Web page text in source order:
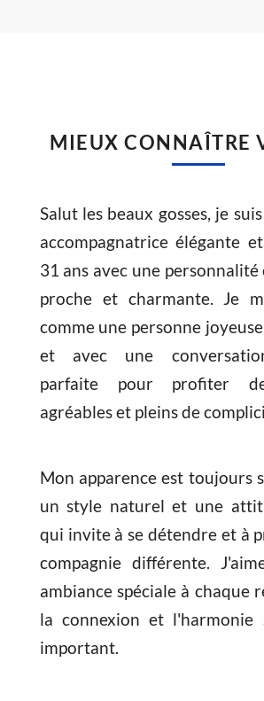
MIEUX CONNAÎTRE
Salut les beaux gosses, je
accompagnatrice élégante
31 ans avec une personnalité
proche et charmante. Je
comme une personne
et avec une
parfaite pour profiter
agréables et pleins de
Mon apparence est toujours
un style naturel et une
qui invite à se détendre et à
compagnie différente.
ambiance spéciale à chaque
la connexion et l'harmonie
important.